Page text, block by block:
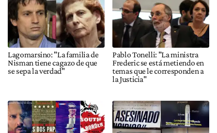
Lagomarsino: "La familia de
Nisman tiene cagazo de que
se sepa la verdad"
Pablo Tonelli: "La ministra
Frederic se está metiendo en
temas que le corresponden a
la Justicia"